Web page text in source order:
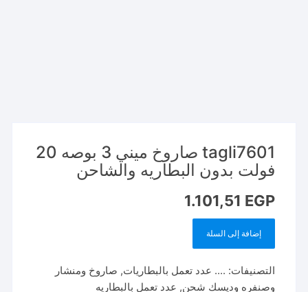
tagli7601 صاروخ ميني 3 بوصه 20
فولت بدون البطاريه والشاحن
1.101,51 EGP
كمية
صاروخ
إضافة إلى السلة
التصنيفات: .... عدد تعمل بالبطاريات, صاروخ ومنشار
وصنفره وديسك شحن, عدد تعمل بالبطاريه